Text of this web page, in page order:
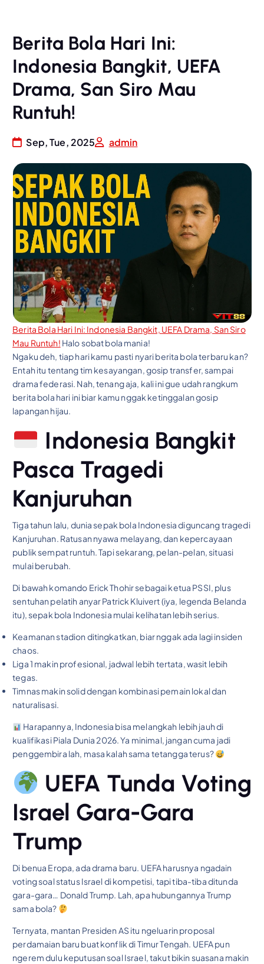
Berita Bola Hari Ini:
Indonesia Bangkit, UEFA
Drama, San Siro Mau
Runtuh!
Sep, Tue, 2025 admin
Berita Bola Hari Ini: Indonesia Bangkit, UEFA Drama, San Siro
Mau Runtuh! Halo sobat bola mania!
Ngaku deh, tiap hari kamu pasti nyari berita bola terbaru kan?
Entah itu tentang tim kesayangan, gosip transfer, sampai
drama federasi. Nah, tenang aja, kali ini gue udah rangkum
berita bola hari ini biar kamu nggak ketinggalan gosip
lapangan hijau.
Indonesia Bangkit
Pasca Tragedi
Kanjuruhan
Tiga tahun lalu, dunia sepak bola Indonesia diguncang tragedi
Kanjuruhan. Ratusan nyawa melayang, dan kepercayaan
publik sempat runtuh. Tapi sekarang, pelan-pelan, situasi
mulai berubah.
Di bawah komando Erick Thohir sebagai ketua PSSI, plus
sentuhan pelatih anyar Patrick Kluivert (iya, legenda Belanda
itu), sepak bola Indonesia mulai kelihatan lebih serius.
Keamanan stadion ditingkatkan, biar nggak ada lagi insiden
chaos.
Liga 1 makin profesional, jadwal lebih tertata, wasit lebih
tegas.
Timnas makin solid dengan kombinasi pemain lokal dan
naturalisasi.
Harapannya, Indonesia bisa melangkah lebih jauh di
kualifikasi Piala Dunia 2026. Ya minimal, jangan cuma jadi
penggembira lah, masa kalah sama tetangga terus?
UEFA Tunda Voting
Israel Gara-Gara
Trump
Di benua Eropa, ada drama baru. UEFA harusnya ngadain
voting soal status Israel di kompetisi, tapi tiba-tiba ditunda
gara-gara… Donald Trump. Lah, apa hubungannya Trump
sama bola?
Ternyata, mantan Presiden AS itu ngeluarin proposal
perdamaian baru buat konflik di Timur Tengah. UEFA pun
ngerem dulu keputusan soal Israel, takut bikin suasana makin